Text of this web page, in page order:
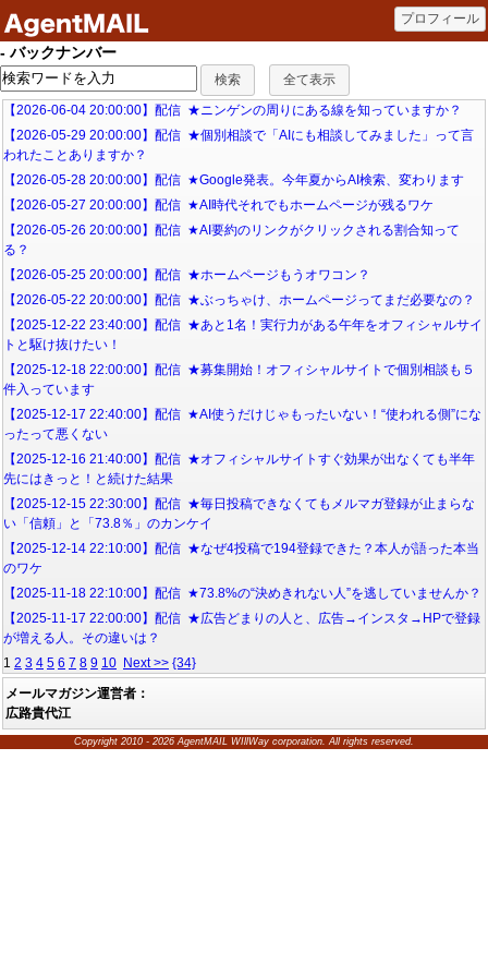
- バックナンバー
【2026-06-04 20:00:00】配信 ★ニンゲンの周りにある線を知っていますか？
【2026-05-29 20:00:00】配信 ★個別相談で「AIにも相談してみました」って言
われたことありますか？
【2026-05-28 20:00:00】配信 ★Google発表。今年夏からAI検索、変わります
【2026-05-27 20:00:00】配信 ★AI時代それでもホームページが残るワケ
【2026-05-26 20:00:00】配信 ★AI要約のリンクがクリックされる割合知って
る？
【2026-05-25 20:00:00】配信 ★ホームページもうオワコン？
【2026-05-22 20:00:00】配信 ★ぶっちゃけ、ホームページってまだ必要なの？
【2025-12-22 23:40:00】配信 ★あと1名！実行力がある午年をオフィシャルサイ
トと駆け抜けたい！
【2025-12-18 22:00:00】配信 ★募集開始！オフィシャルサイトで個別相談も５
件入っています
【2025-12-17 22:40:00】配信 ★AI使うだけじゃもったいない！“使われる側”にな
ったって悪くない
【2025-12-16 21:40:00】配信 ★オフィシャルサイトすぐ効果が出なくても半年
先にはきっと！と続けた結果
【2025-12-15 22:30:00】配信 ★毎日投稿できなくてもメルマガ登録が止まらな
い「信頼」と「73.8％」のカンケイ
【2025-12-14 22:10:00】配信 ★なぜ4投稿で194登録できた？本人が語った本当
のワケ
【2025-11-18 22:10:00】配信 ★73.8%の“決めきれない人”を逃していませんか？
【2025-11-17 22:00:00】配信 ★広告どまりの人と、広告→インスタ→HPで登録
が増える人。その違いは？
1 2 3 4 5 6 7 8 9 10 Next >> {34}
メールマガジン運営者：
広路貴代江
Copyright 2010 - 2026 AgentMAIL WIllWay corporation. All rights reserved.